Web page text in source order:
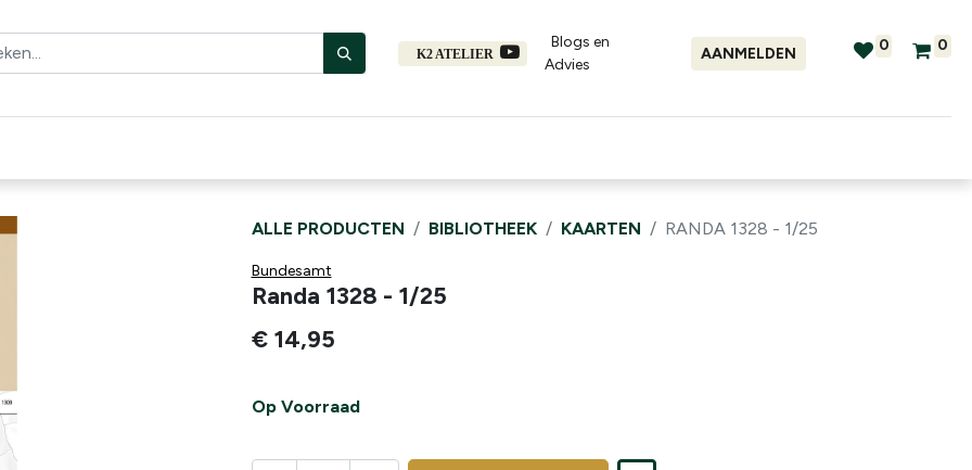
K2 ATELIER
Blogs en
Advies​
AANMELDEN 0 0
ALLE PRODUCTEN BIBLIOTHEEK KAARTEN RANDA 1328 - 1/25
Bundesamt
Randa 1328 - 1/25
€ 14,95
Op Voorraad